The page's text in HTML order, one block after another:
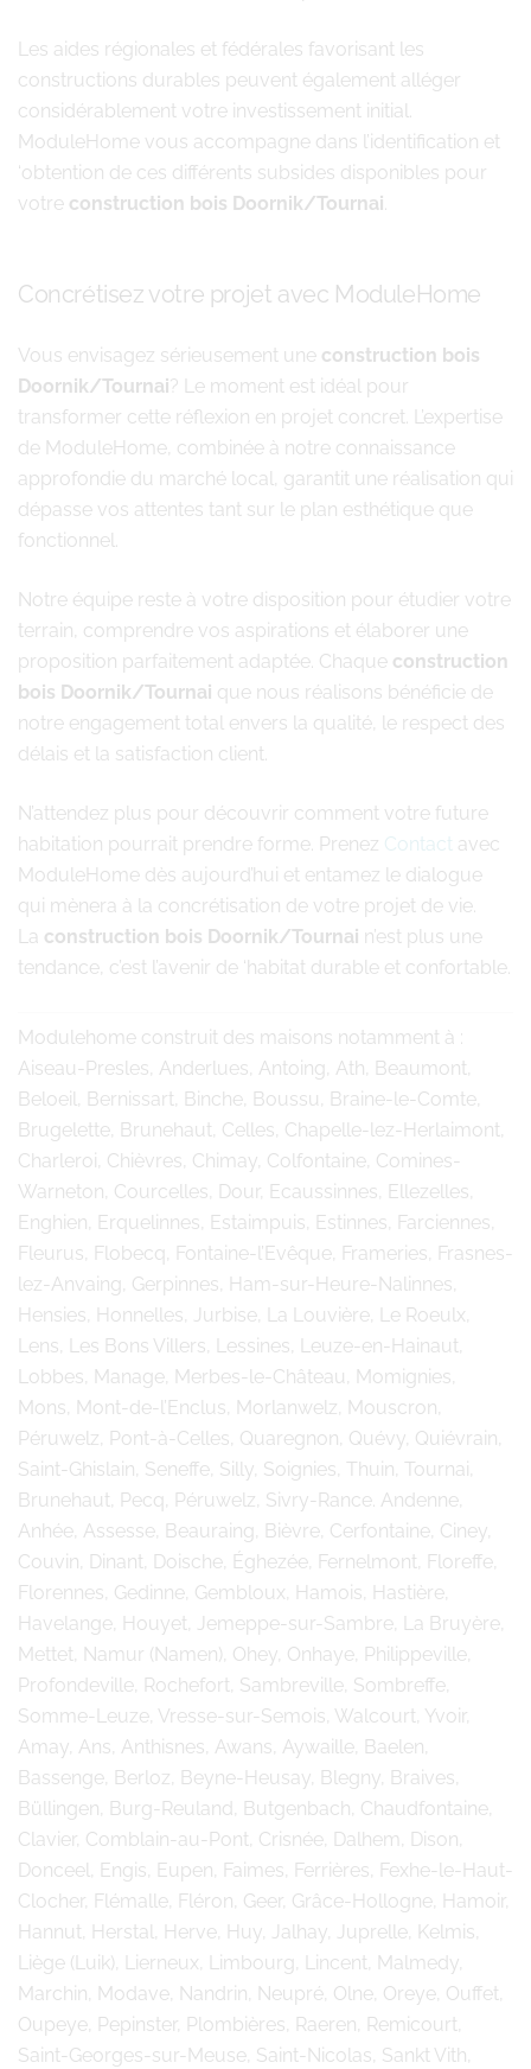
Les aides régionales et fédérales favorisant les
constructions durables peuvent également alléger
considérablement votre investissement initial.
ModuleHome vous accompagne dans l’identification et
‘obtention de ces différents subsides disponibles pour
votre construction bois Doornik/Tournai.
Concrétisez votre projet avec ModuleHome
Vous envisagez sérieusement une construction bois
Doornik/Tournai? Le moment est idéal pour
transformer cette réflexion en projet concret. L’expertise
de ModuleHome, combinée à notre connaissance
approfondie du marché local, garantit une réalisation qui
dépasse vos attentes tant sur le plan esthétique que
fonctionnel.
Notre équipe reste à votre disposition pour étudier votre
terrain, comprendre vos aspirations et élaborer une
proposition parfaitement adaptée. Chaque construction
bois Doornik/Tournai que nous réalisons bénéficie de
notre engagement total envers la qualité, le respect des
délais et la satisfaction client.
N’attendez plus pour découvrir comment votre future
habitation pourrait prendre forme. Prenez Contact avec
ModuleHome dès aujourd’hui et entamez le dialogue
qui mènera à la concrétisation de votre projet de vie.
La construction bois Doornik/Tournai n’est plus une
tendance, c’est l’avenir de ‘habitat durable et confortable.
Modulehome construit des maisons notamment à :
Aiseau-Presles, Anderlues, Antoing, Ath, Beaumont,
Beloeil, Bernissart, Binche, Boussu, Braine-le-Comte,
Brugelette, Brunehaut, Celles, Chapelle-lez-Herlaimont,
Charleroi, Chièvres, Chimay, Colfontaine, Comines-
Warneton, Courcelles, Dour, Ecaussinnes, Ellezelles,
Enghien, Erquelinnes, Estaimpuis, Estinnes, Farciennes,
Fleurus, Flobecq, Fontaine-l’Evêque, Frameries, Frasnes-
lez-Anvaing, Gerpinnes, Ham-sur-Heure-Nalinnes,
Hensies, Honnelles, Jurbise, La Louvière, Le Roeulx,
Lens, Les Bons Villers, Lessines, Leuze-en-Hainaut,
Lobbes, Manage, Merbes-le-Château, Momignies,
Mons, Mont-de-l’Enclus, Morlanwelz, Mouscron,
Péruwelz, Pont-à-Celles, Quaregnon, Quévy, Quiévrain,
Saint-Ghislain, Seneffe, Silly, Soignies, Thuin, Tournai,
Brunehaut, Pecq, Péruwelz, Sivry-Rance. Andenne,
Anhée, Assesse, Beauraing, Bièvre, Cerfontaine, Ciney,
Couvin, Dinant, Doische, Éghezée, Fernelmont, Floreffe,
Florennes, Gedinne, Gembloux, Hamois, Hastière,
Havelange, Houyet, Jemeppe-sur-Sambre, La Bruyère,
Mettet, Namur (Namen), Ohey, Onhaye, Philippeville,
Profondeville, Rochefort, Sambreville, Sombreffe,
Somme-Leuze, Vresse-sur-Semois, Walcourt, Yvoir,
Amay, Ans, Anthisnes, Awans, Aywaille, Baelen,
Bassenge, Berloz, Beyne-Heusay, Blegny, Braives,
Büllingen, Burg-Reuland, Butgenbach, Chaudfontaine,
Clavier, Comblain-au-Pont, Crisnée, Dalhem, Dison,
Donceel, Engis, Eupen, Faimes, Ferrières, Fexhe-le-Haut-
Clocher, Flémalle, Fléron, Geer, Grâce-Hollogne, Hamoir,
Hannut, Herstal, Herve, Huy, Jalhay, Juprelle, Kelmis,
Liège (Luik), Lierneux, Limbourg, Lincent, Malmedy,
Marchin, Modave, Nandrin, Neupré, Olne, Oreye, Ouffet,
Oupeye, Pepinster, Plombières, Raeren, Remicourt,
Saint-Georges-sur-Meuse, Saint-Nicolas, Sankt Vith,